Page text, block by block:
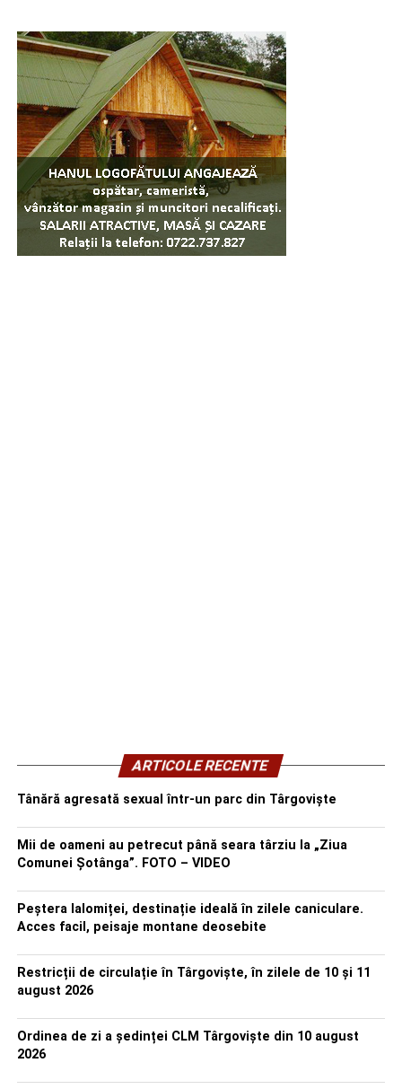
ARTICOLE RECENTE
Tânără agresată sexual într-un parc din Târgoviște
Mii de oameni au petrecut până seara târziu la „Ziua
Comunei Șotânga”. FOTO – VIDEO
Peștera Ialomiței, destinație ideală în zilele caniculare.
Acces facil, peisaje montane deosebite
Restricții de circulație în Târgoviște, în zilele de 10 și 11
august 2026
Ordinea de zi a ședinței CLM Târgoviște din 10 august
2026